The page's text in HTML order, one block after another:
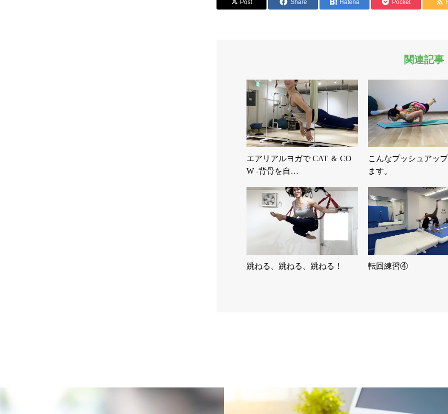
Post Share Hatena Pocket
関連記事
エアリアルヨガで CAT ＆ CO
W -背骨を自…
こんなプッシュアッ
ます。
跳ねる、跳ねる、跳ねる！ 転回練習④